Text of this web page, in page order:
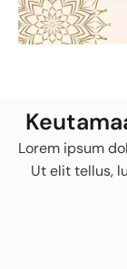
Lorem ipsum
Ut elit tellus,